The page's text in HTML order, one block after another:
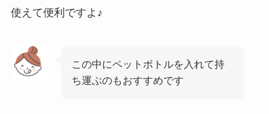
使えて便利ですよ♪
この中にペットボトルを入れて持
ち運ぶのもおすすめです